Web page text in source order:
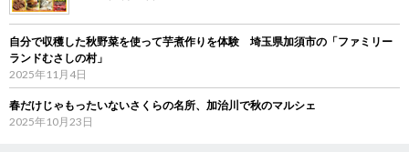
自分で収穫した秋野菜を使って芋煮作りを体験 埼玉県加須市の「ファミリー
ランドむさしの村」
2025年11月4日
春だけじゃもったいないさくらの名所、加治川で秋のマルシェ
2025年10月23日